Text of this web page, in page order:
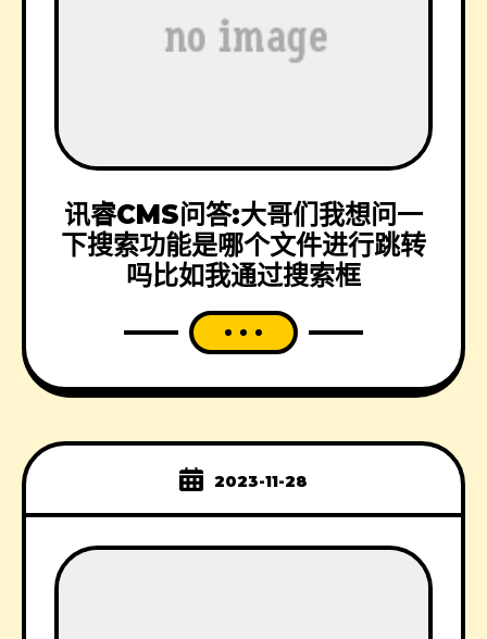
讯睿CMS问答:大哥们我想问一
下搜索功能是哪个文件进行跳转
吗比如我通过搜索框
2023-11-28